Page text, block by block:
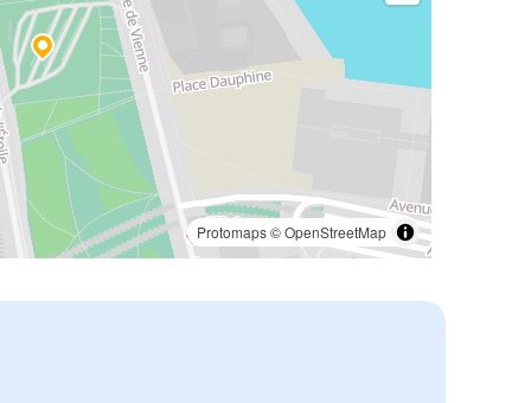
Protomaps©OpenStreetMap